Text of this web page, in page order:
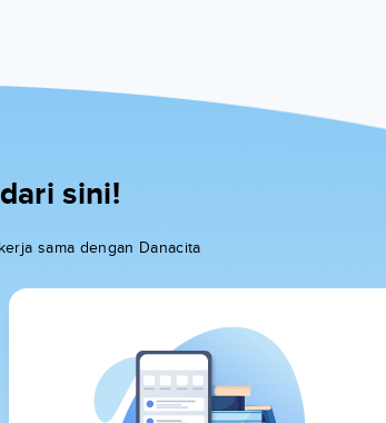
sini!
sama dengan Danacita